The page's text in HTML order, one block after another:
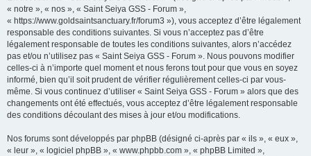
« notre », « nos », « Saint Seiya GSS - Forum »,
« https://www.goldsaintsanctuary.fr/forum3 »), vous acceptez d’être légalement
responsable des conditions suivantes. Si vous n’acceptez pas d’être
légalement responsable de toutes les conditions suivantes, alors n’accédez
pas et/ou n’utilisez pas « Saint Seiya GSS - Forum ». Nous pouvons modifier
celles-ci à n’importe quel moment et nous ferons tout pour que vous en soyez
informé, bien qu’il soit prudent de vérifier régulièrement celles-ci par vous-
même. Si vous continuez d’utiliser « Saint Seiya GSS - Forum » alors que des
changements ont été effectués, vous acceptez d’être légalement responsable
des conditions découlant des mises à jour et/ou modifications.
Nos forums sont développés par phpBB (désigné ci-après par « ils », « eux »,
« leur », « logiciel phpBB », « www.phpbb.com », « phpBB Limited »,